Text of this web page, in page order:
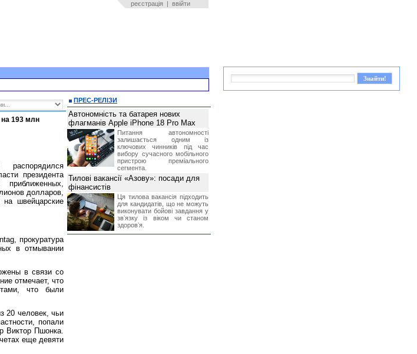
реєстрація | ввійти
193 млн
президента
долларов,
на швейцарские
прокуратура
в отмывании
в связи со
отмечает, что
что были
20 человек, чьи
попали
Виктор Пшонка.
еще девяти
ПРЕС-РЕЛІЗИ
Автономність та батарея нових
флагманів Apple iPhone 18 Pro Max
Питання автономності
залишається одним із
ключових чинників під час
вибору сучасного мобільного
пристрою преміального
сегмента.
Тилові вакансії «Азову»: посади для
фінансистів
Ця тилова вакансія підходить
для кандидатів, що не можуть
виконувати бойові завдання у
звʼязку із віком чи станом
здоровʼя.